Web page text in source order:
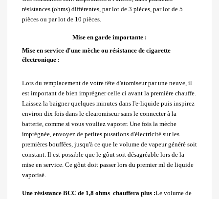
résistances (ohms) différentes, par lot de 3 pièces, par lot de 5
pièces ou par lot de 10 pièces.
Mise en garde importante :
Mise en service d'une mèche ou résistance de cigarette
électronique :
Lors du remplacement de votre tête d'atomiseur par une neuve, il
est important de bien imprégner celle ci avant la première chauffe.
Laissez la baigner quelques minutes dans l'e-liquide puis inspirez
environ dix fois dans le clearomiseur sans le connecter à la
batterie, comme si vous vouliez vapoter. Une fois la mèche
imprégnée, envoyez de petites pusations d'électricité sur les
premières bouffées, jusqu'à ce que le volume de vapeur généré soit
constant. Il est possible que le gôut soit désagréable lors de la
mise en service. Ce gôut doit passer lors du premier ml de liquide
vaporisé.
Une résistance BCC de 1,8 ohms chauffera plus :Le volume de